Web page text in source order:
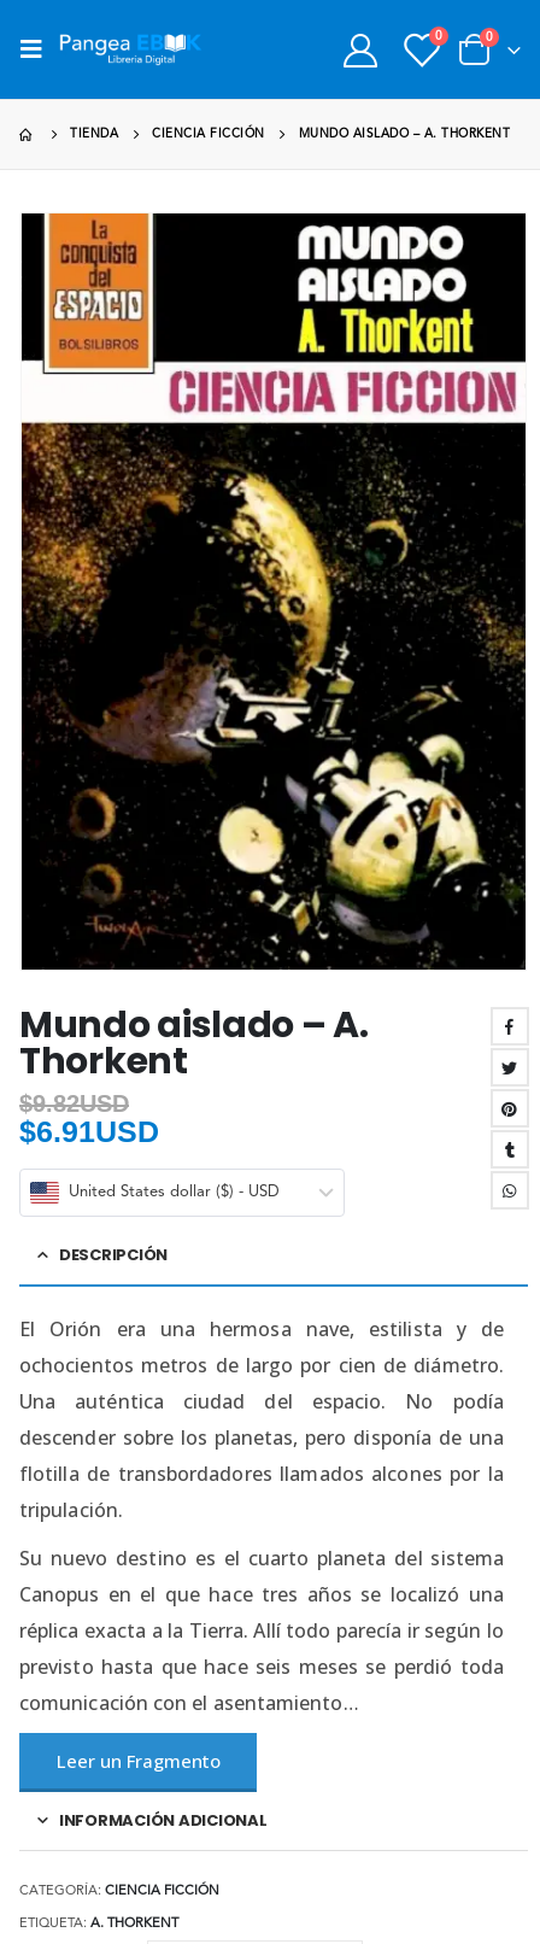
0 0
TIENDA CIENCIA FICCIÓN MUNDO AISLADO – A. THORKENT
Mundo aislado – A.
Thorkent
$9.82USD
$6.91USD
United States dollar ($) - USD
DESCRIPCIÓN
El Orión era una hermosa nave, estilista y de
ochocientos metros de largo por cien de diámetro.
Una auténtica ciudad del espacio. No podía
descender sobre los planetas, pero disponía de una
flotilla de transbordadores llamados alcones por la
tripulación.
Su nuevo destino es el cuarto planeta del sistema
Canopus en el que hace tres años se localizó una
réplica exacta a la Tierra. Allí todo parecía ir según lo
previsto hasta que hace seis meses se perdió toda
comunicación con el asentamiento…
Leer un Fragmento
INFORMACIÓN ADICIONAL
CATEGORÍA: CIENCIA FICCIÓN
ETIQUETA: A. THORKENT